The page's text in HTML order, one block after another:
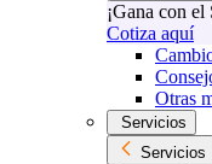
¡Gana con
Cotiza aquí
Otras
Servicios
Servicios